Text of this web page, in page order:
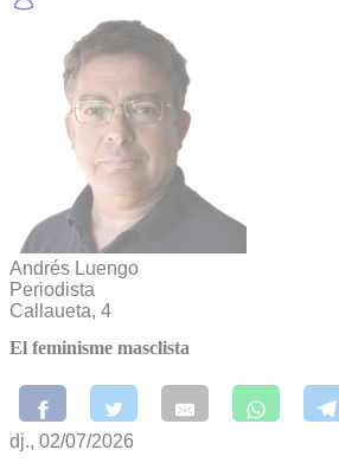
Andrés Luengo
Periodista
Callaueta, 4
El feminisme masclista
dj., 02/07/2026